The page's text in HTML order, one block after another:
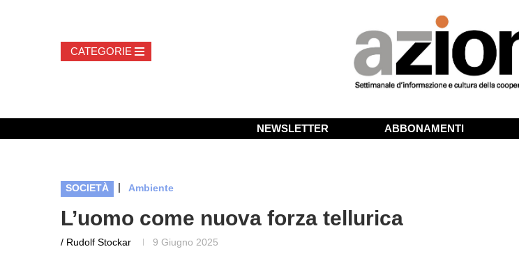
NEWSLETTER ABBONAMENTI
SOCIETÀ | Ambiente
L’uomo come nuova forza tellurica
/ Rudolf Stockar 9 Giugno 2025